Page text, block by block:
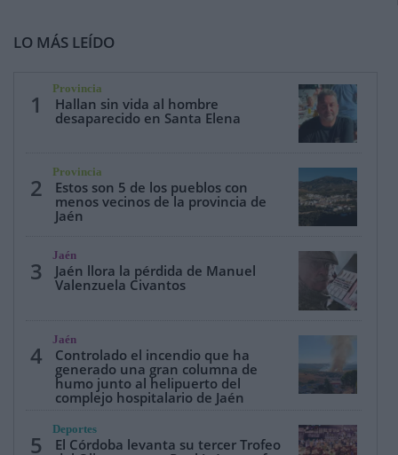
LO MÁS LEÍDO
1
Provincia
Hallan sin vida al hombre
desaparecido en Santa Elena
2
Provincia
Estos son 5 de los pueblos con
menos vecinos de la provincia de
Jaén
3
Jaén
Jaén llora la pérdida de Manuel
Valenzuela Civantos
4
Jaén
Controlado el incendio que ha
generado una gran columna de
humo junto al helipuerto del
complejo hospitalario de Jaén
5
Deportes
El Córdoba levanta su tercer Trofeo